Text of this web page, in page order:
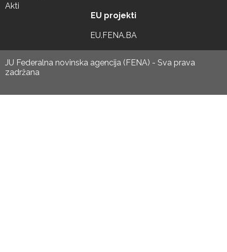
Akti
EU projekti
EU.FENA.BA
JU Federalna novinska agencija (FENA) - Sva prava
zadržana